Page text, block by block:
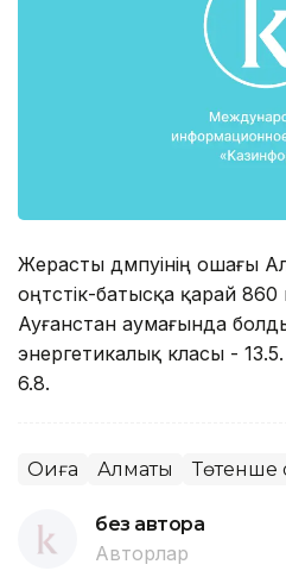
Жерасты дүмпуінің ошағы
оңтүстік-батысқа қарай
Ауғанстан аумағында болды.
энергетикалық класы -
6.8.
Оқиға Алматы Төтенше
без автора
Авторлар